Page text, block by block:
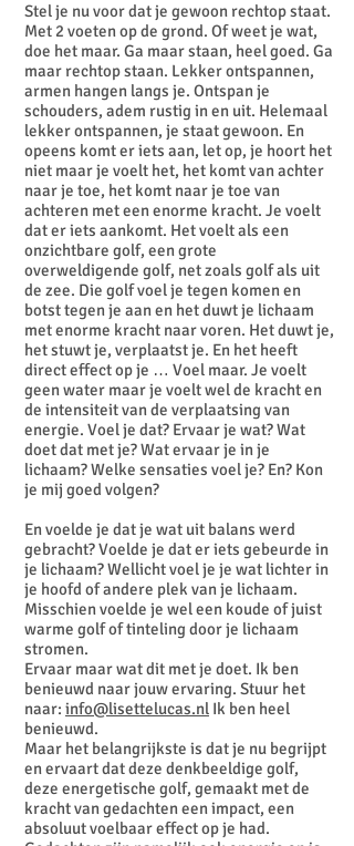
Stel je nu voor dat je gewoon rechtop staat.
Met 2 voeten op de grond. Of weet je wat,
doe het maar. Ga maar staan, heel goed. Ga
maar rechtop staan. Lekker ontspannen,
armen hangen langs je. Ontspan je
schouders, adem rustig in en uit. Helemaal
lekker ontspannen, je staat gewoon. En
opeens komt er iets aan, let op, je hoort het
niet maar je voelt het, het komt van achter
naar je toe, het komt naar je toe van
achteren met een enorme kracht. Je voelt
dat er iets aankomt. Het voelt als een
onzichtbare golf, een grote
overweldigende golf, net zoals golf als uit
de zee. Die golf voel je tegen komen en
botst tegen je aan en het duwt je lichaam
met enorme kracht naar voren. Het duwt je,
het stuwt je, verplaatst je. En het heeft
direct effect op je … Voel maar. Je voelt
geen water maar je voelt wel de kracht en
de intensiteit van de verplaatsing van
energie. Voel je dat? Ervaar je wat? Wat
doet dat met je? Wat ervaar je in je
lichaam? Welke sensaties voel je? En? Kon
je mij goed volgen?
En voelde je dat je wat uit balans werd
gebracht? Voelde je dat er iets gebeurde in
je lichaam? Wellicht voel je je wat lichter in
je hoofd of andere plek van je lichaam.
Misschien voelde je wel een koude of juist
warme golf of tinteling door je lichaam
stromen.
Ervaar maar wat dit met je doet. Ik ben
benieuwd naar jouw ervaring. Stuur het
naar: info@lisettelucas.nl Ik ben heel
benieuwd.
Maar het belangrijkste is dat je nu begrijpt
en ervaart dat deze denkbeeldige golf,
deze energetische golf, gemaakt met de
kracht van gedachten een impact, een
absoluut voelbaar effect op je had.